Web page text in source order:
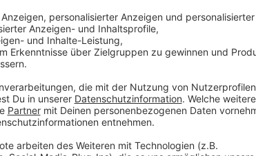
Anzeige
Amtsinhaber Thomas Geisel hat die Umweltspuren
damit ein Diesel-Fahrverbot verhindern können.
besser geworden.